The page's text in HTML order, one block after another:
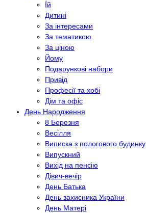
Їй
Дитині
За інтересами
За тематикою
За ціною
Йому
Подарункові набори
Привід
Професії та хобі
Дім та офіс
День Народження
8 Березня
Весілля
Виписка з пологового будинку
Випускний
Вихід на пенсію
Дівич-вечір
День Батька
День захисника України
День Матері